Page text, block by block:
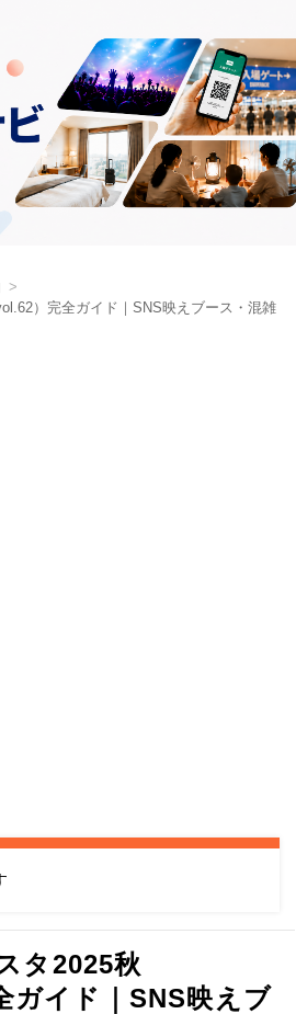
）完全ガイド｜SNS映えブース・混雑・
タ2025秋
ガイド｜SNS映えブ